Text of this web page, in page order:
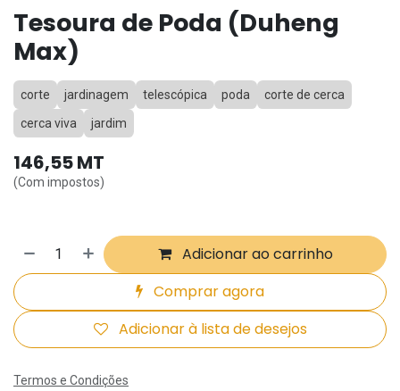
Tesoura de Poda (Duheng
Max)
corte jardinagem telescópica poda
corte de cerca
cerca viva
jardim
146,55MT
(Com impostos)
Adicionar ao carrinho
Comprar agora
Adicionar à lista de desejos
Termos e Condições